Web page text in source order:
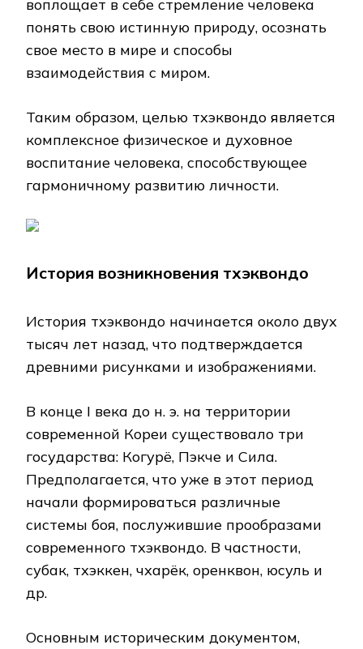
воплощает в себе стремление человека
понять свою истинную природу, осознать
свое место в мире и способы
взаимодействия с миром.
Таким образом, целью тхэквондо является
комплексное физическое и духовное
воспитание человека, способствующее
гармоничному развитию личности.
История возникновения тхэквондо
История тхэквондо начинается около двух
тысяч лет назад, что подтверждается
древними рисунками и изображениями.
В конце I века до н. э. на территории
современной Кореи существовало три
государства: Когурё, Пэкче и Сила.
Предполагается, что уже в этот период
начали формироваться различные
системы боя, послужившие прообразами
современного тхэквондо. В частности,
субак, тхэккен, чхарёк, оренквон, юсуль и
др.
Основным историческим документом,